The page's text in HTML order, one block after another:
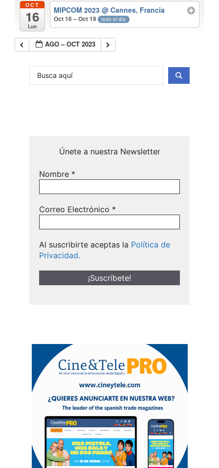
OCT
16
Lun
MIPCOM 2023@ Cannes, Francia
Oct 16 – Oct 19 todo el día
AGO – OCT 2023
Únete a nuestra Newsletter
Nombre *
Correo Electrónico *
Al suscribirte aceptas la Política de
Privacidad.